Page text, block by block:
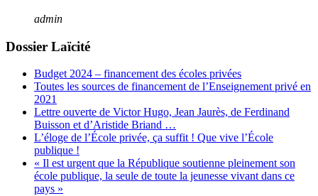
admin
Dossier Laïcité
Budget 2024 – financement des écoles privées
Toutes les sources de financement de l’Enseignement privé en
2021
Lettre ouverte de Victor Hugo, Jean Jaurès, de Ferdinand
Buisson et d’Aristide Briand …
L’éloge de l’École privée, ça suffit ! Que vive l’École
publique !
« Il est urgent que la République soutienne pleinement son
école publique, la seule de toute la jeunesse vivant dans ce
pays »